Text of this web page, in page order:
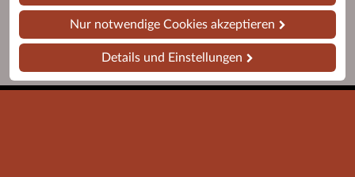
Nur notwendige Cookies akzeptieren
Details und Einstellungen